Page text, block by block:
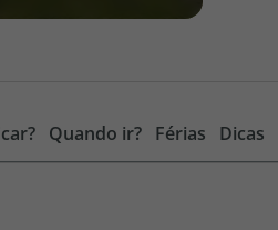
Quando ir? Férias Dicas